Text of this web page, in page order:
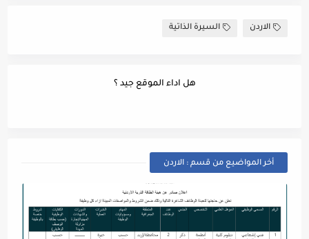
الاردن السيرة الذاتية
هل اداء الموقع جيد ؟
أخر المواضيع من قسم : الاردن